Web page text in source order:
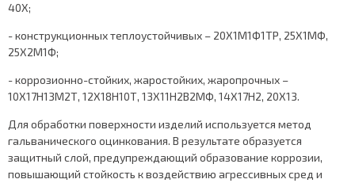
40Х;
- конструкционных теплоустойчивых – 20Х1М1Ф1ТР, 25Х1МФ,
25Х2М1Ф;
- коррозионно-стойких, жаростойких, жаропрочных –
10Х17Н13М2Т, 12Х18Н10Т, 13Х11Н2В2МФ, 14Х17Н2, 20Х13.
Для обработки поверхности изделий используется метод
гальванического оцинкования. В результате образуется
защитный слой, предупреждающий образование коррозии,
повышающий стойкость к воздействию агрессивных сред и